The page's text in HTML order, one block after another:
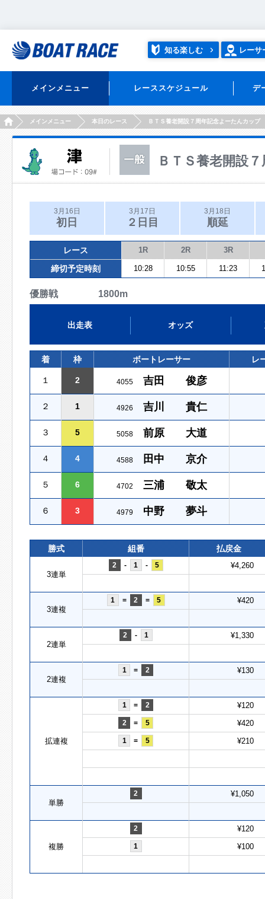
知る楽しむ レーサ
メインメニュー レーススケジュール デ
HOMEメインメニュー 本日のレース ＢＴＳ養老開設７周年記念よーたんカップ
ＢＴＳ養老開設
3月16日
初日
3月17日
２日目
3月18日
順延
レース 1R 2R 3R
締切予定時刻 10:28 10:55 11:23
優勝戦 1800m
出走表 オッズ
着 枠 ボートレーサー レ
１ 2 4055 吉田 俊彦
２ 1 4926 吉川 貴仁
３ 5 5058 前原 大道
４ 4 4588 田中 京介
５ 6 4702 三浦 敬太
６ 3 4979 中野 夢斗
勝式 組番 払戻金
3連単
2 - 1 - 5 ¥4,260
3連複
1 = 2 = 5 ¥420
2連単
2 - 1 ¥1,330
2連複
1 = 2 ¥130
拡連複
1 = 2 ¥120
2 = 5 ¥420
1 = 5 ¥210
単勝
2 ¥1,050
複勝
2 ¥120
1 ¥100